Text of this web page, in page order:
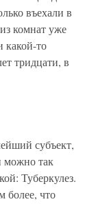
въехали в
комнат уже
какой-то
тридцати, в
субъект,
можно так
Туберкулез.
более, что